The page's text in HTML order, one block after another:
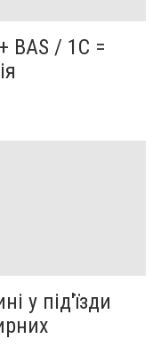
BAS / 1C =
у під'їзди